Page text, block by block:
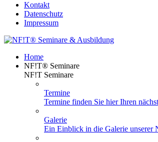
Kontakt
Datenschutz
Impressum
Home
NF!T® Seminare
NF!T Seminare
Termine
Termine finden Sie hier Ihren
Galerie
Ein Einblick in die Galerie unserer